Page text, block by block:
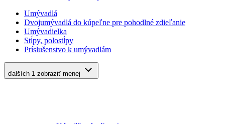
Umývadlá
Dvojumývadlá do kúpeľne pre pohodlné zdieľanie
Umývadielka
Stĺpy, polostĺpy
Príslušenstvo k umývadlám
ďalších 1 zobraziť menej